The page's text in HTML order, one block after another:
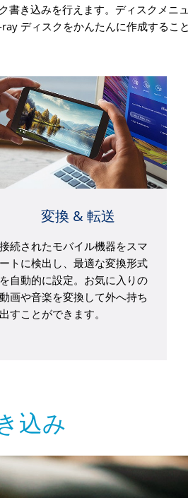
き込みを行えます。ディスクメニ
ディスクをかんたんに作成する
変換 & 転送
接続されたモバイル機器をスマ
ートに検出し、最適な変換形式
を自動的に設定。お気に入りの
動画や音楽を変換して外へ持ち
出すことができます。
込み